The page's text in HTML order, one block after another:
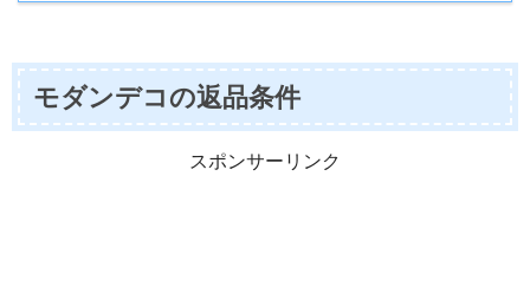
モダンデコの返品条件
スポンサーリンク